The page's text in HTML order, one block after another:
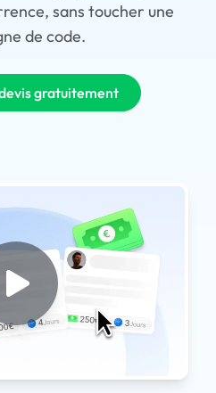
sans toucher une
de code.
gratuitement